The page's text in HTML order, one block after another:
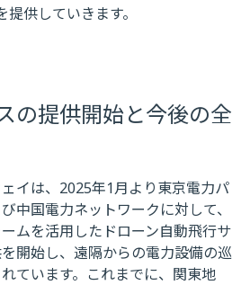
供していきます。
の提供開始と今後の全
イは、2025年1月より東京電力パ
中国電力ネットワークに対して、
ムを活用したドローン自動飛行サ
開始し、遠隔からの電力設備の巡
ています。これまでに、関東地